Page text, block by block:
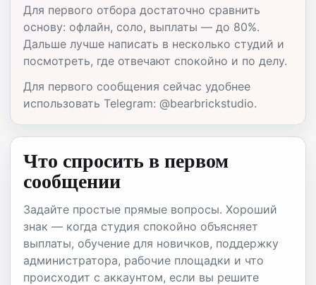
Для первого отбора достаточно сравнить
основу: офлайн, соло, выплаты — до 80%.
Дальше лучше написать в несколько студий и
посмотреть, где отвечают спокойно и по делу.
Для первого сообщения сейчас удобнее
использовать Telegram: @bearbrickstudio.
Что спросить в первом
сообщении
Задайте простые прямые вопросы. Хороший
знак — когда студия спокойно объясняет
выплаты, обучение для новичков, поддержку
администратора, рабочие площадки и что
происходит с аккаунтом, если вы решите